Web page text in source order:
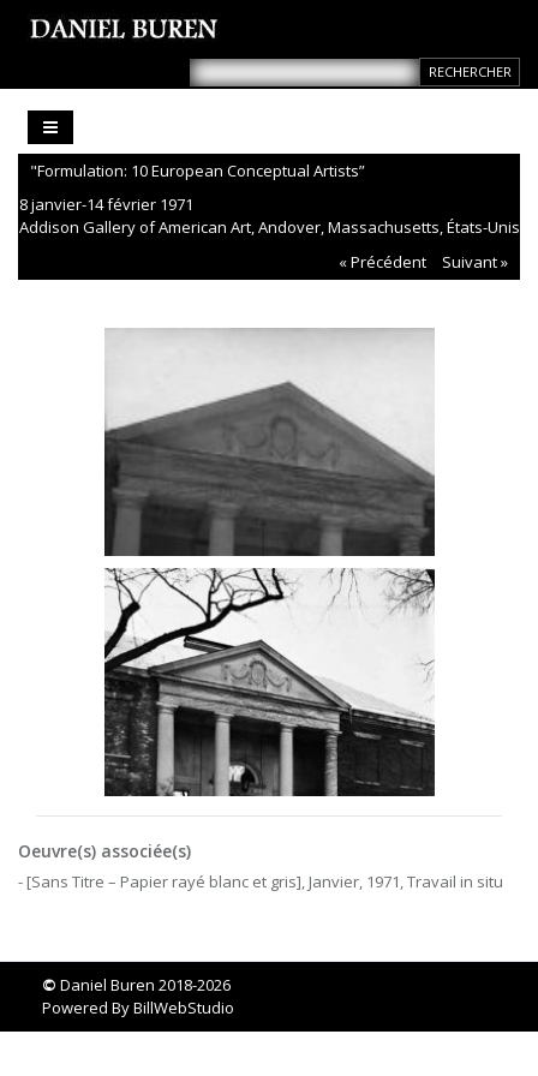
"Formulation: 10 European Conceptual Artists”
8 janvier-14 février 1971
Addison Gallery of American Art, Andover, Massachusetts, États-Unis
« Précédent
Suivant »
Oeuvre(s) associée(s)
- [Sans Titre – Papier rayé blanc et gris], Janvier, 1971, Travail in situ
© Daniel Buren 2018-2026
Powered ByBillWebStudio